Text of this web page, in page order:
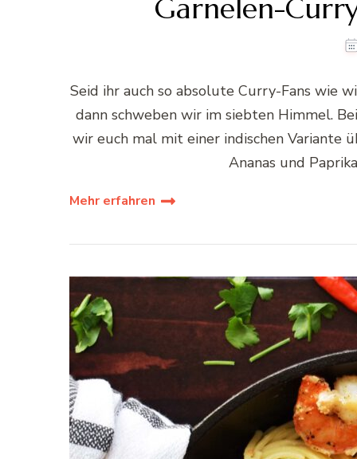
Garnelen-
Seid ihr auch so absolute Curry-Fans wie
dann schweben wir im siebten Himmel.
wir euch mal mit einer indischen Variante
Ananas und
Mehr erfahren